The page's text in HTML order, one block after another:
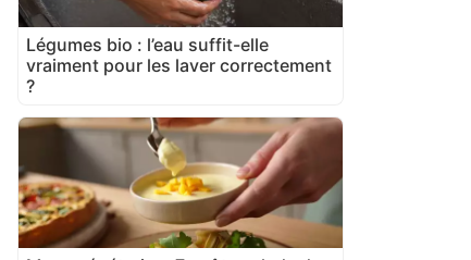
Légumes bio : l’eau suffit-elle
vraiment pour les laver correctement
?